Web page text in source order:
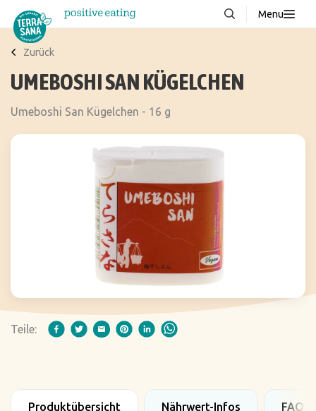
Menu
Über uns
Wissenswertes
Zurück
UMEBOSHI SAN KÜGELCHEN
Umeboshi San Kügelchen - 16 g
Teile:
Produktübersicht Nährwert-Infos FAQ